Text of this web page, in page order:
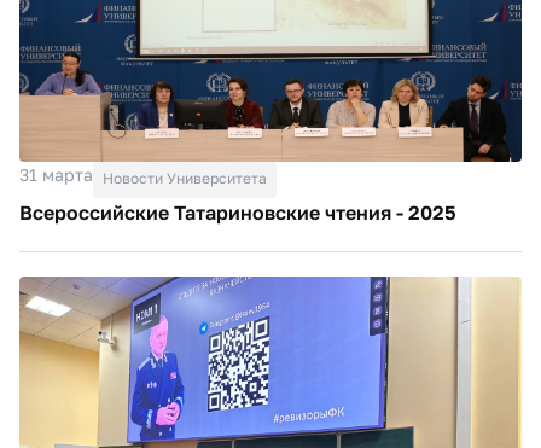
31 марта Новости Университета
Всероссийские Татариновские чтения - 2025